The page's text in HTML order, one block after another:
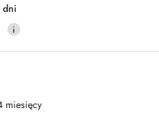
dni
miesięcy